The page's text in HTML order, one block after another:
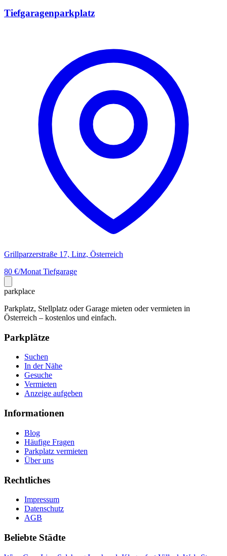
Tiefgaragenparkplatz
Grillparzerstraße 17, Linz, Österreich
80 €/Monat Tiefgarage
parkplace
Parkplatz, Stellplatz oder Garage mieten oder vermieten in
Österreich – kostenlos und einfach.
Parkplätze
Suchen
In der Nähe
Gesuche
Vermieten
Anzeige aufgeben
Informationen
Blog
Häufige Fragen
Parkplatz vermieten
Über uns
Rechtliches
Impressum
Datenschutz
AGB
Beliebte Städte